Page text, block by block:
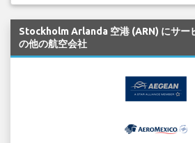
Stockholm Arlanda 空港 (ARN) にサー
の他の航空会社